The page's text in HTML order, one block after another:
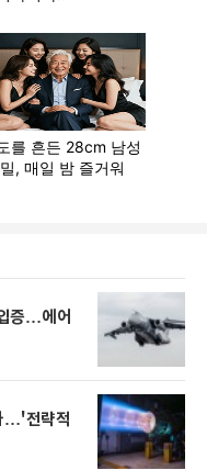
증…에어
…'전략적